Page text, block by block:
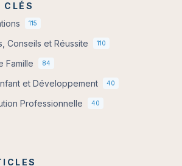
CLÉS
115
Conseils et Réussite 110
Famille 84
et Développement 40
Professionnelle 40